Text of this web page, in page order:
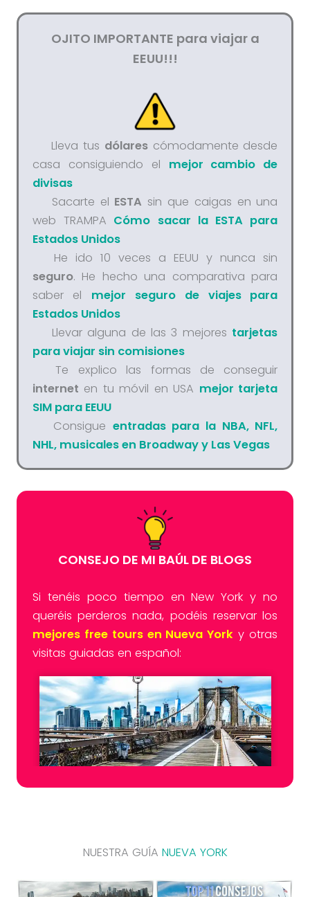
OJITO IMPORTANTE para viajar a
EEUU!!!
Lleva tus dólarescómodamente desde
casa consiguiendo el mejor cambio de
divisas
Sacarte el ESTA sin que caigas en una
web TRAMPA Cómo sacar la ESTA para
Estados Unidos
He ido 10 veces a EEUU y nunca sin
seguro. He hecho una comparativa para
saber el mejor seguro de viajes para
Estados Unidos
Llevar alguna de las 3 mejores tarjetas
para viajar sin comisiones
Te explico las formas de conseguir
internet en tu móvil en USA mejor tarjeta
SIM para EEUU
Consigue entradas para la NBA, NFL,
NHL, musicales en Broadway y Las Vegas
CONSEJO DE MI BAÚL DE BLOGS
Si tenéis poco tiempo en New York y no
queréis perderos nada, podéis reservar los
mejores free tours en Nueva York y otras
visitas guiadas en español:
NUESTRA GUÍA NUEVA YORK